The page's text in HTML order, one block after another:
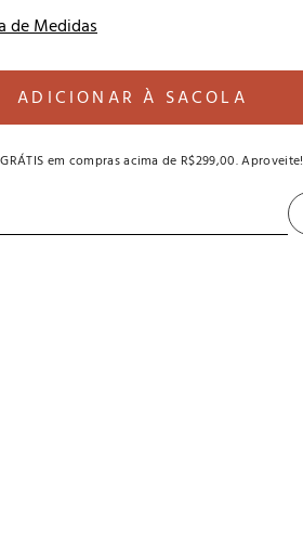
de Medidas
ADICIONAR À SACOLA
em compras acima de R$299,00. Aproveite!